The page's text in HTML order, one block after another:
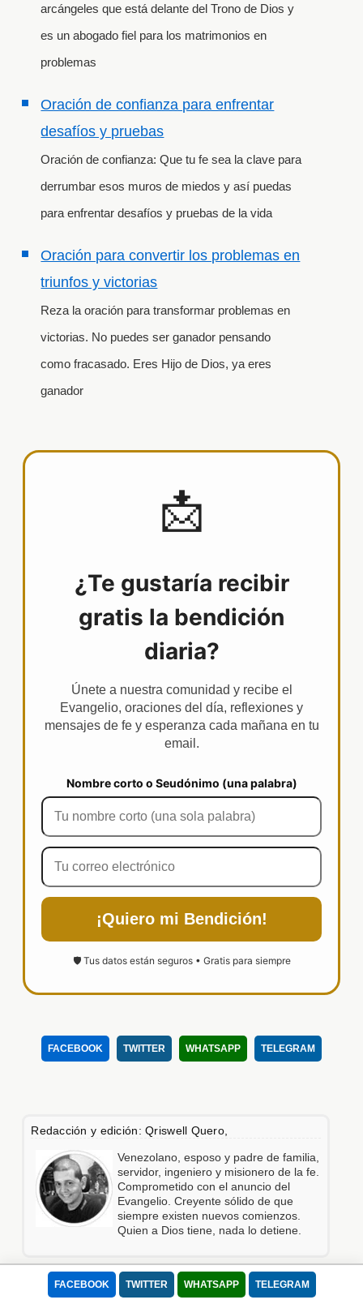
FACEBOOK TWITTER WHATSAPP TELEGRAM
arcángeles que está delante del Trono de Dios y
es un abogado fiel para los matrimonios en
problemas
Oración de confianza para enfrentar
desafíos y pruebas
Oración de confianza: Que tu fe sea la clave para
derrumbar esos muros de miedos y así puedas
para enfrentar desafíos y pruebas de la vida
Oración para convertir los problemas en
triunfos y victorias
Reza la oración para transformar problemas en
victorias. No puedes ser ganador pensando
como fracasado. Eres Hijo de Dios, ya eres
ganador
📩
¿Te gustaría recibir
gratis la bendición
diaria?
Únete a nuestra comunidad y recibe el
Evangelio, oraciones del día, reflexiones y
mensajes de fe y esperanza cada mañana en tu
email.
Nombre corto o Seudónimo (una palabra)
¡Quiero mi Bendición!
🛡️ Tus datos están seguros • Gratis para siempre
FACEBOOK TWITTER WHATSAPP TELEGRAM
Redacción y edición: Qriswell Quero,
Venezolano, esposo y padre de familia,
servidor, ingeniero y misionero de la fe.
Comprometido con el anuncio del
Evangelio. Creyente sólido de que
siempre existen nuevos comienzos.
Quien a Dios tiene, nada lo detiene.